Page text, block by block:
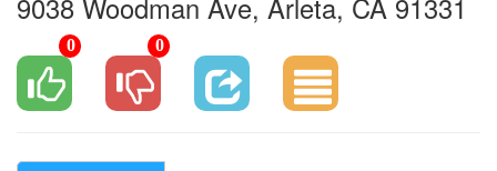
9038 Woodman Ave, Arleta, CA 91331
0 0